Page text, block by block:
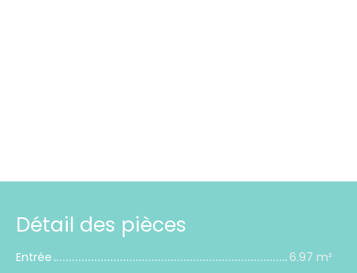
Détail des pièces
Entrée
6.97 m²